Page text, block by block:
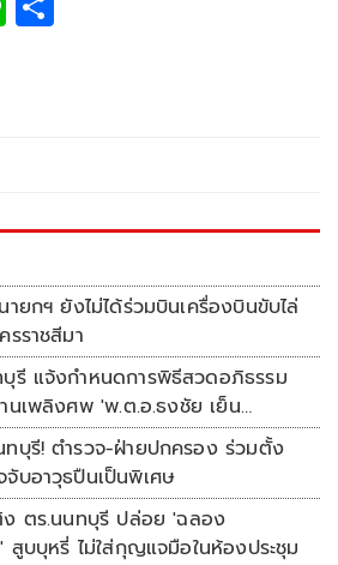
ยกฯ ยังไม่ได้ร่วมบินเครื่องบินขับไล่
รราชสีมา
รี แจ้งกำหนดการพิธีสวดอภิธรรม
านเพลิงศพ 'พ.ต.อ.ธงชัย เย็น
ทบุรี! ตำรวจ-ฝ่ายปกครอง ร่วมตั้ง
จับอาวุธปืนเป็นพิเศษ
ง ตร.นนทบุรี ปล่อย 'ฉลอง
' สูบบุหรี่ ไม่ใส่กุญแจมือในห้องประชุม